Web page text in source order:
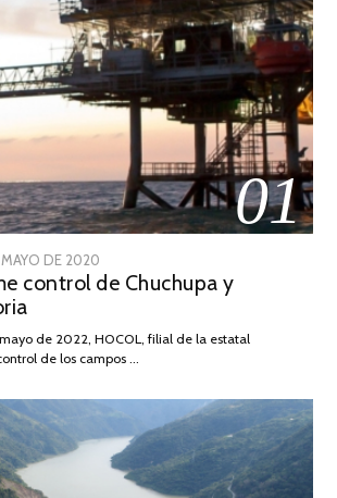
01
DE 2020
DE
2026
control de Chuchupa y
de 2022, HOCOL, filial de la estatal
de los campos …